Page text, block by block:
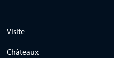
Visite
Châteaux